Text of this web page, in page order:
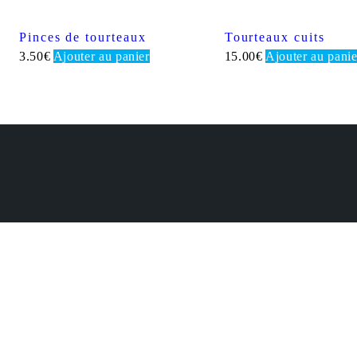
Pinces de tourteaux
3.50€ Ajouter au panier
Tourteaux cuits
15.00€ Ajouter au